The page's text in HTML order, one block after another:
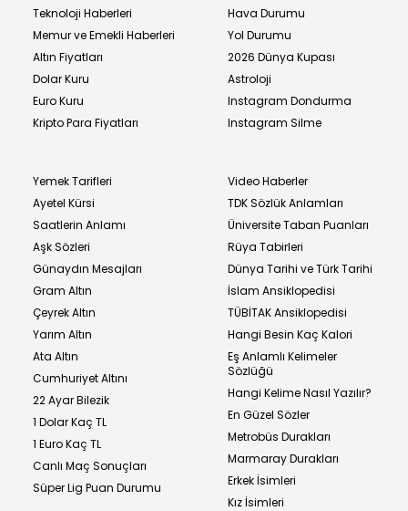
Teknoloji Haberleri
Memur ve Emekli Haberleri
Altın Fiyatları
Dolar Kuru
Euro Kuru
Kripto Para Fiyatları
Hava Durumu
Yol Durumu
2026 Dünya Kupası
Astroloji
Instagram Dondurma
Instagram Silme
Yemek Tarifleri
Ayetel Kürsi
Saatlerin Anlamı
Aşk Sözleri
Günaydın Mesajları
Gram Altın
Çeyrek Altın
Yarım Altın
Ata Altın
Cumhuriyet Altını
22 Ayar Bilezik
1 Dolar Kaç TL
1 Euro Kaç TL
Canlı Maç Sonuçları
Süper Lig Puan Durumu
Video Haberler
TDK Sözlük Anlamları
Üniversite Taban Puanları
Rüya Tabirleri
Dünya Tarihi ve Türk Tarihi
İslam Ansiklopedisi
TÜBİTAK Ansiklopedisi
Hangi Besin Kaç Kalori
Eş Anlamlı Kelimeler
Sözlüğü
Hangi Kelime Nasıl Yazılır?
En Güzel Sözler
Metrobüs Durakları
Marmaray Durakları
Erkek İsimleri
Kız İsimleri